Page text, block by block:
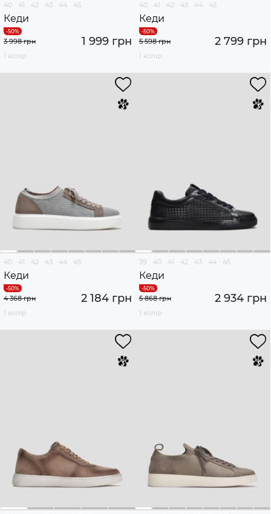
40 41 42 43 44 45
Кеди
1 999 грн
3 998 грн
1 колір
40 41 42 43 44 45
Кеди
2 799 грн
5 598 грн
1 колір
40 41 42 43 44 45
Кеди
2 184 грн
4 368 грн
1 колір
39 40 41 42 43 44 45
Кеди
2 934 грн
5 868 грн
1 колір